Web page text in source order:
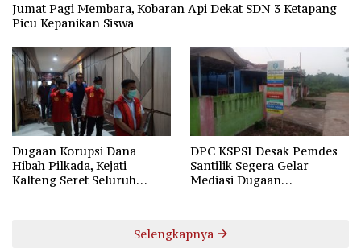
Jumat Pagi Membara, Kobaran Api Dekat SDN 3 Ketapang
Picu Kepanikan Siswa
Dugaan Korupsi Dana
Hibah Pilkada, Kejati
Kalteng Seret Seluruh
DPC KSPSI Desak Pemdes
Santilik Segera Gelar
Mediasi Dugaan
Selengkapnya